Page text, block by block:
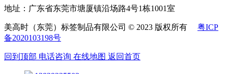
地址：广东省东莞市塘厦镇沿场路4号1栋1001室
美高时（东莞）标签制品有限公司 © 2023 版权所有 粤ICP
备2020103198号
回到顶部 电话咨询 在线地图 返回首页